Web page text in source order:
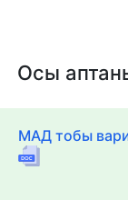
Осы
МАД тобы